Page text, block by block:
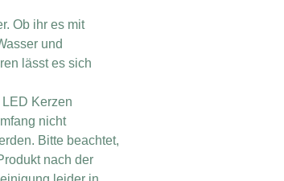
Ob ihr es mit
und
lässt es sich
Kerzen
nicht
Bitte beachtet,
nach der